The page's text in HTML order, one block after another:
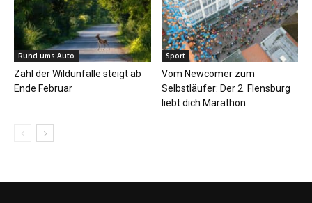
Rund ums Auto
Zahl der Wildunfälle steigt ab
Ende Februar
Sport
Vom Newcomer zum
Selbstläufer: Der 2. Flensburg
liebt dich Marathon